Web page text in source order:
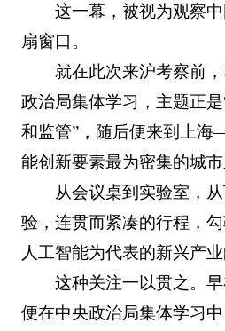
这一幕，被视为观察
扇窗口。
就在此次来沪考察前
政治局集体学习，主题正
和监管”，随后便来到上
能创新要素最为密集的城市
从会议桌到实验室，
验，连贯而紧凑的行程，
人工智能为代表的新兴产业
这种关注一以贯之。
便在中央政治局集体学习